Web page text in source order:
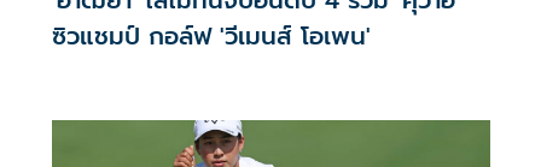
ซิวแชมป์ กอล์ฟ 'วีเมนส์ โอเพน'